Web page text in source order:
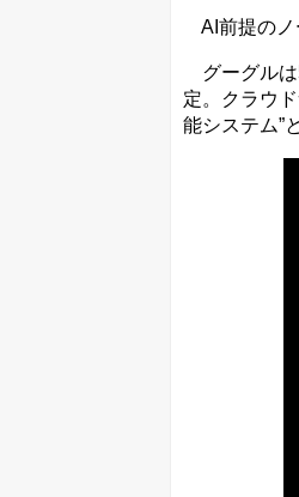
AI前提のノ
グーグルは
定。クラウ
能システム”